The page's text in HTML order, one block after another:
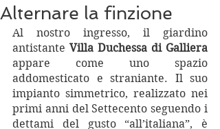
Alternare la finzione
Al nostro ingresso, il giardino
antistante Villa Duchessa di Galliera
appare come uno spazio
addomesticato e straniante. Il suo
impianto simmetrico, realizzato nei
primi anni del Settecento seguendo i
dettami del gusto “all’italiana”, è